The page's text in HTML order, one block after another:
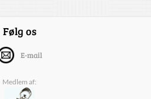
Følg os
E-mail
Medlem af: